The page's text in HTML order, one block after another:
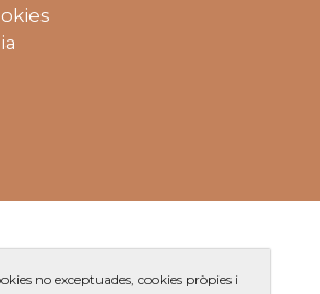
no exceptuades, cookies pròpies i